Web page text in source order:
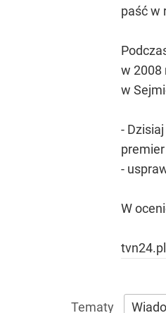
paść w
w 2008
w
-
-
W
tvn24.pl